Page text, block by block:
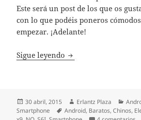
Este será un post de los que os
con lo que podéis poneros
empezar. ¡Adelante!
Sigue leyendo 1949deal nos trae
Publicado
el
30 abril, 2015 Autor
Erlantz Plaza
Smartphone
Etiquetas
Android, Baratos,Chinos,